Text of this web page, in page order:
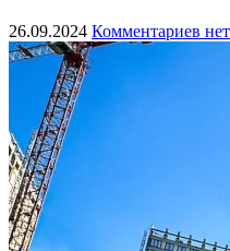
26.09.2024 Комментариев нет